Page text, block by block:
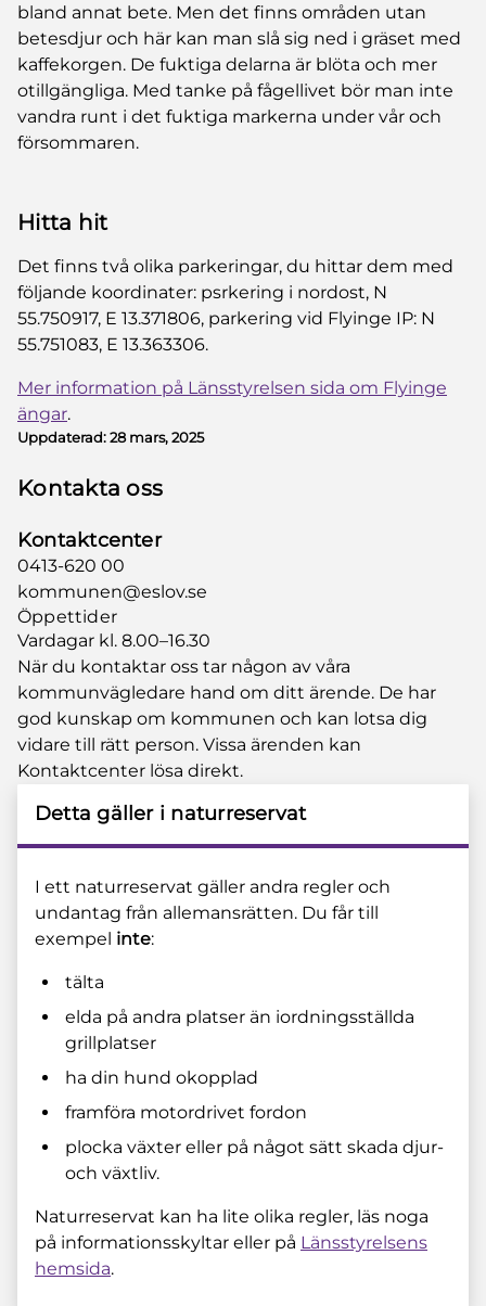
bland annat bete. Men det finns områden utan
betesdjur och här kan man slå sig ned i gräset med
kaffekorgen. De fuktiga delarna är blöta och mer
otillgängliga. Med tanke på fågellivet bör man inte
vandra runt i det fuktiga markerna under vår och
försommaren.
Hitta hit
Det finns två olika parkeringar, du hittar dem med
följande koordinater: psrkering i nordost, N
55.750917, E 13.371806, parkering vid Flyinge IP: N
55.751083, E 13.363306.
Mer information på Länsstyrelsen sida om Flyinge
ängar.
Uppdaterad:28 mars, 2025
Kontakta oss
Kontaktcenter
0413-620 00
kommunen@eslov.se
Öppettider
Vardagar kl. 8.00–16.30
När du kontaktar oss tar någon av våra
kommunvägledare hand om ditt ärende. De har
god kunskap om kommunen och kan lotsa dig
vidare till rätt person. Vissa ärenden kan
Kontaktcenter lösa direkt.
Detta gäller i naturreservat
I ett naturreservat gäller andra regler och
undantag från allemansrätten. Du får till
exempel inte:
tälta
elda på andra platser än iordningsställda
grillplatser
ha din hund okopplad
framföra motordrivet fordon
plocka växter eller på något sätt skada djur-
och växtliv.
Naturreservat kan ha lite olika regler, läs noga
på informationsskyltar eller på Länsstyrelsens
hemsida.